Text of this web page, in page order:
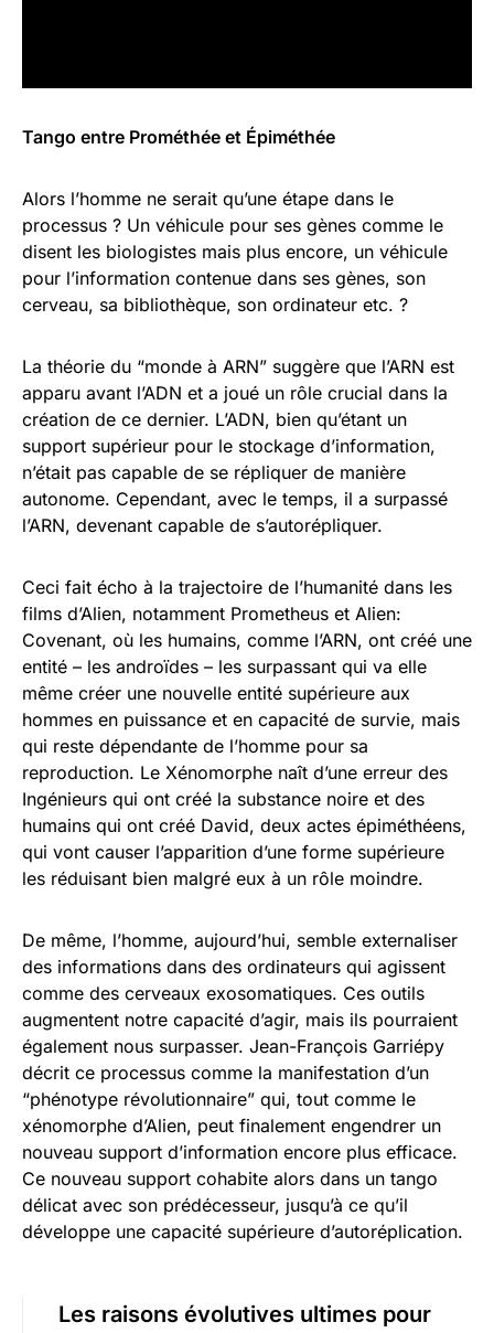
Tango entre Prométhée et Épiméthée
Alors l’homme ne serait qu’une étape dans le
processus ? Un véhicule pour ses gènes comme le
disent les biologistes mais plus encore, un véhicule
pour l’information contenue dans ses gènes, son
cerveau, sa bibliothèque, son ordinateur etc. ?
La théorie du “monde à ARN” suggère que l’ARN est
apparu avant l’ADN et a joué un rôle crucial dans la
création de ce dernier. L’ADN, bien qu’étant un
support supérieur pour le stockage d’information,
n’était pas capable de se répliquer de manière
autonome. Cependant, avec le temps, il a surpassé
l’ARN, devenant capable de s’autorépliquer.
Ceci fait écho à la trajectoire de l’humanité dans les
films d’Alien, notamment Prometheus et Alien:
Covenant, où les humains, comme l’ARN, ont créé une
entité – les androïdes – les surpassant qui va elle
même créer une nouvelle entité supérieure aux
hommes en puissance et en capacité de survie, mais
qui reste dépendante de l’homme pour sa
reproduction. Le Xénomorphe naît d’une erreur des
Ingénieurs qui ont créé la substance noire et des
humains qui ont créé David, deux actes épiméthéens,
qui vont causer l’apparition d’une forme supérieure
les réduisant bien malgré eux à un rôle moindre.
De même, l’homme, aujourd’hui, semble externaliser
des informations dans des ordinateurs qui agissent
comme des cerveaux exosomatiques. Ces outils
augmentent notre capacité d’agir, mais ils pourraient
également nous surpasser. Jean-François Garriépy
décrit ce processus comme la manifestation d’un
“phénotype révolutionnaire” qui, tout comme le
xénomorphe d’Alien, peut finalement engendrer un
nouveau support d’information encore plus efficace.
Ce nouveau support cohabite alors dans un tango
délicat avec son prédécesseur, jusqu’à ce qu’il
développe une capacité supérieure d’autoréplication.
Les raisons évolutives ultimes pour